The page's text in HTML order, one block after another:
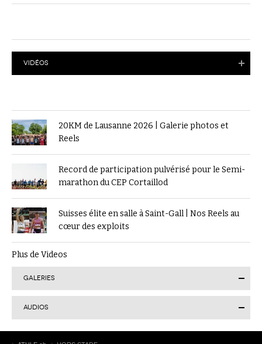
VIDÉOS
20KM de Lausanne 2026 | Galerie photos et
Reels
Record de participation pulvérisé pour le Semi-
marathon du CEP Cortaillod
Suisses élite en salle à Saint-Gall | Nos Reels au
cœur des exploits
Plus de Videos
GALERIES
AUDIOS